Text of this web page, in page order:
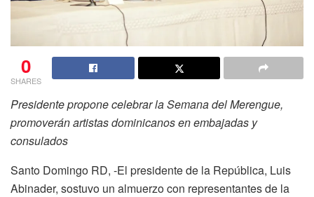
0
SHARES
Presidente propone celebrar la Semana del Merengue,
promoverán artistas dominicanos en embajadas y
consulados
Santo Domingo RD, -El presidente de la República, Luis
Abinader, sostuvo un almuerzo con representantes de la